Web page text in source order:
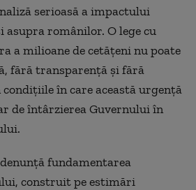
serioasă a impactului
asupra românilor. O lege cu
a milioane de cetățeni nu poate
fără transparență și fără
în care această urgență
de întârzierea Guvernului în
denunță fundamentarea
construit pe estimări